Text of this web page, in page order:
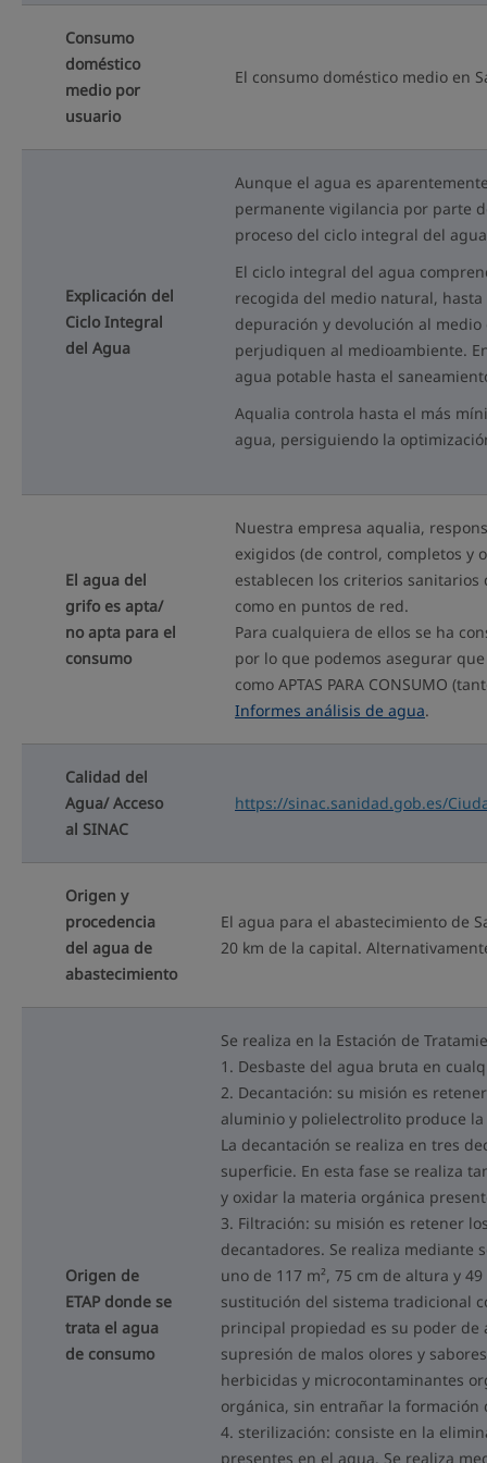
Consumo
doméstico
medio por
usuario
El consumo doméstico medio en
Explicación del
Ciclo Integral
del Agua
Aunque el agua es
permanente vigilancia por parte
proceso del ciclo integral del
El ciclo integral del agua
recogida del medio natural,
depuración y devolución al
perjudiquen al medioambiente.
agua potable hasta el
Aqualia controla hasta el más
agua, persiguiendo la
El agua del
grifo es apta/
no apta para el
consumo
Nuestra empresa aqualia,
exigidos (de control, completos y
establecen los criterios
como en puntos de red.
Para cualquiera de ellos se ha
por lo que podemos asegurar
como APTAS PARA CONSUMO
Informes análisis de agua.
Calidad del
Agua/ Acceso
al SINAC
https://sinac.sanidad.gob.es/
Origen y
procedencia
del agua de
abastecimiento
El agua para el abastecimiento de
20 km de la capital.
Origen de
ETAP donde se
trata el agua
de consumo
Se realiza en la Estación de
1. Desbaste del agua bruta en
2. Decantación: su misión es
aluminio y polielectrolito produce
La decantación se realiza en tres
superficie. En esta fase se realiza
y oxidar la materia orgánica
3. Filtración: su misión es retener
decantadores. Se realiza mediante
uno de 117 m², 75 cm de altura y
sustitución del sistema tradicional
principal propiedad es su poder de
supresión de malos olores y
herbicidas y microcontaminantes
orgánica, sin entrañar la formación
4. sterilización: consiste en la
presentes en el agua. Se realiza